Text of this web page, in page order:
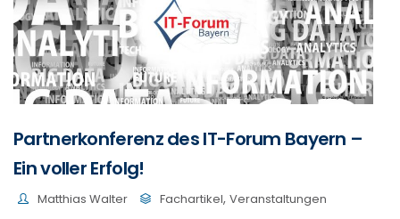
Partnerkonferenz des IT-Forum Bayern –
Ein voller Erfolg!
Matthias Walter Fachartikel, Veranstaltungen